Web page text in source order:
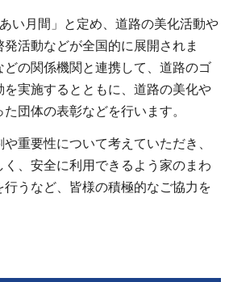
い月間」と定め、道路の美化活動や
活動などが全国的に展開されま
の関係機関と連携して、道路のゴ
を実施するとともに、道路の美化や
団体の表彰などを行います。
重要性について考えていただき、
、安全に利用できるよう家のまわ
行うなど、皆様の積極的なご協力を